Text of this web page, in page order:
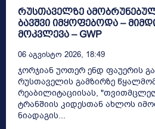
რუსთაველზე
ბავშვი იმყოფებოდა –
მოკვლევა – GWP
06 Აგვისტო 2026, 18:49
ჯორჯიან უოთერ ენდ ფაუერის განცხადებით,
რუსთაველის გამზირზე
რეაბილიტაციისას,
ტრანშიის კიდესთან ახლოს
ნიადაგის...